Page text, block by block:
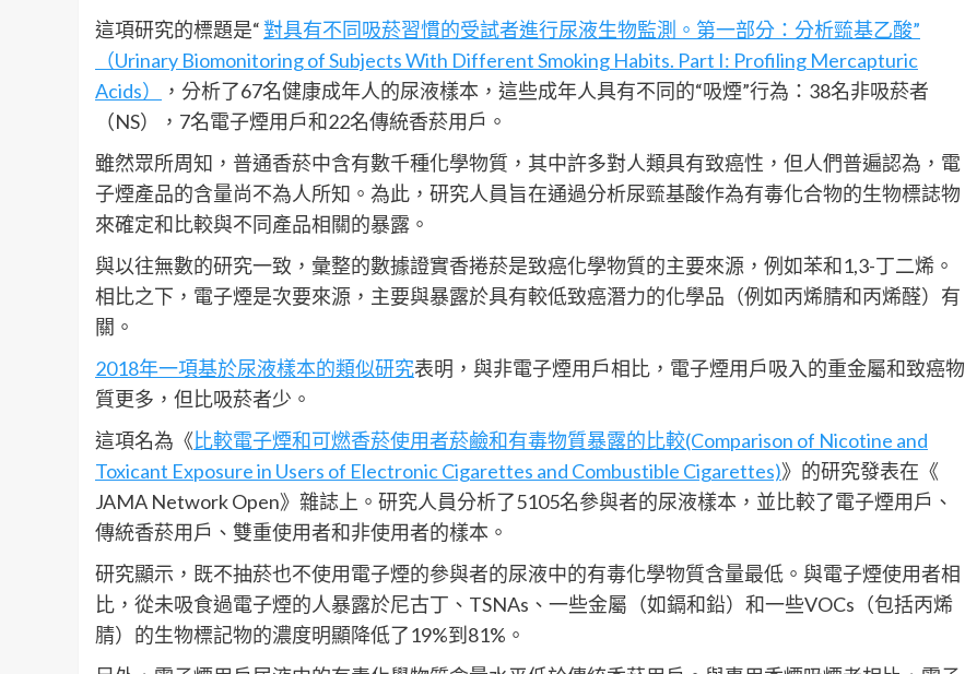
這項研究的標題是“對具有不同吸菸習慣的受試者進行尿液生物監測。第一部分：分析巰基乙酸”
（Urinary Biomonitoring of Subjects With Different Smoking Habits. Part I: Profiling Mercapturic
Acids）
，分析了67名健康成年人的尿液樣本，這些成年人具有不同的“吸煙”行為：38名非吸菸者
（NS），7名電子煙用戶和22名傳統香菸用戶。
雖然眾所周知，普通香菸中含有數千種化學物質，其中許多對人類具有致癌性，但人們普遍認為，電
子煙產品的含量尚不為人所知。為此，研究人員旨在通過分析尿巰基酸作為有毒化合物的生物標誌物
來確定和比較與不同產品相關的暴露。
與以往無數的研究一致，彙整的數據證實香捲菸是致癌化學物質的主要來源，例如苯和1,3-丁二烯。
相比之下，電子煙是次要來源，主要與暴露於具有較低致癌潛力的化學品（例如丙烯腈和丙烯醛）有
關。
2018年一項基於尿液樣本的類似研究表明，與非電子煙用戶相比，電子煙用戶吸入的重金屬和致癌物
質更多，但比吸菸者少。
這項名為《比較電子煙和可燃香菸使用者菸鹼和有毒物質暴露的比較(Comparison of Nicotine and
Toxicant Exposure in Users of Electronic Cigarettes and Combustible Cigarettes)》的研究發表在《
JAMA Network Open》雜誌上。研究人員分析了5105名參與者的尿液樣本，並比較了電子煙用戶、
傳統香菸用戶、雙重使用者和非使用者的樣本。
研究顯示，既不抽菸也不使用電子煙的參與者的尿液中的有毒化學物質含量最低。與電子煙使用者相
比，從未吸食過電子煙的人暴露於尼古丁、TSNAs、一些金屬（如鎘和鉛）和一些VOCs（包括丙烯
腈）的生物標記物的濃度明顯降低了19%到81%。